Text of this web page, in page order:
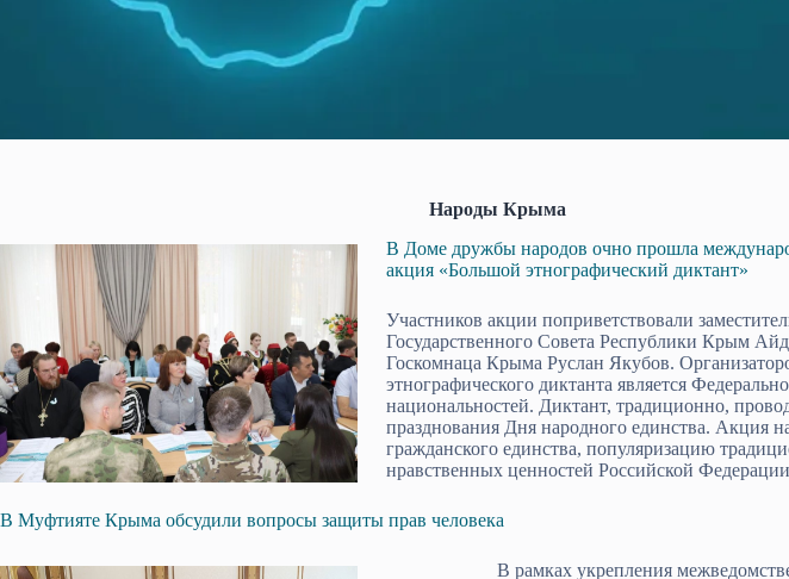
Народы Крыма
В Доме дружбы народов очно прошла
акция «Большой этнографический диктант»
Участников акции поприветствовали
Государственного Совета Республики Крым
Госкомнаца Крыма Руслан Якубов.
этнографического диктанта является
национальностей. Диктант, традиционно,
празднования Дня народного единства. Акция
гражданского единства, популяризацию
нравственных ценностей Российской
В Муфтияте Крыма обсудили вопросы защиты прав человека
В рамках укрепления